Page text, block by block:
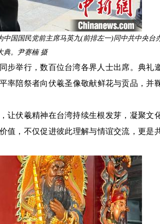
国国民党前主席马英九(前排左一)同中共中央台
典。尹赛楠 摄
步举行，数百位台湾各界人士出席。典礼
率陪祭者向伏羲圣像敬献鲜花与贡品，并
让伏羲精神在台湾持续生根发芽，凝聚文
值，不仅促进彼此理解与情谊交流，更是